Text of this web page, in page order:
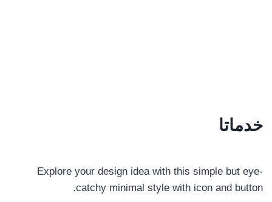
خدماتا
Explore your design idea with this simple but eye-
catchy minimal style with icon and button.